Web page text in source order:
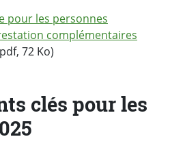
pour les personnes
complémentaires
72 Ko)
clés pour les